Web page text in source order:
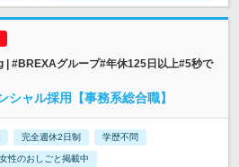
#BREXAグループ#年休125日以上#5秒で
ャル採用【事務系総合職】
完全週休2日制 学歴不問
女性のおしごと掲載中